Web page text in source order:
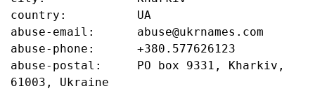
country:          UA
abuse-email:      abuse@ukrnames.com
abuse-phone:      +380.577626123
abuse-postal:     PO box 9331, Kharkiv,
61003, Ukraine